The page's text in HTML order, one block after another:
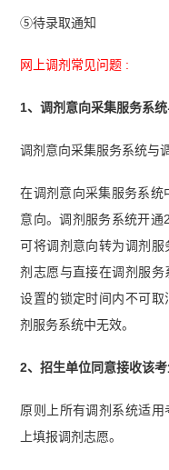
⑤待录取通知
网上调剂常见问题 :
1、调剂意向采集服务系
调剂意向采集服务系统与
在调剂意向采集服务系统
意向。调剂服务系统开
可将调剂意向转为调剂
剂志愿与直接在调剂服
设置的锁定时间内不可
剂服务系统中无效。
2、招生单位同意接收该
原则上所有调剂系统适
上填报调剂志愿。